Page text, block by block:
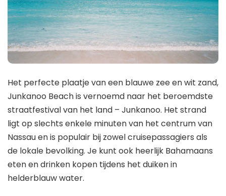
Het perfecte plaatje van een blauwe zee en wit zand,
Junkanoo Beach is vernoemd naar het beroemdste
straatfestival van het land – Junkanoo. Het strand
ligt op slechts enkele minuten van het centrum van
Nassau en is populair bij zowel cruisepassagiers als
de lokale bevolking. Je kunt ook heerlijk Bahamaans
eten en drinken kopen tijdens het duiken in
helderblauw water.